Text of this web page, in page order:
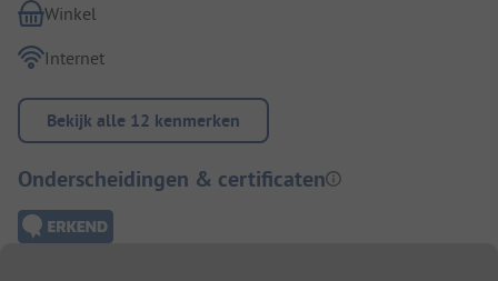
Winkel
Internet
Bekijk alle 12 kenmerken
Onderscheidingen & certificaten